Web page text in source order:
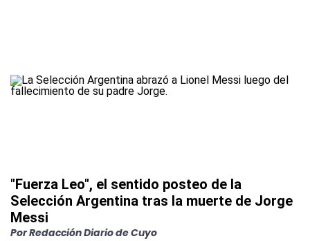
"Fuerza Leo", el sentido posteo de la
Selección Argentina tras la muerte de Jorge
Messi
PorRedacción Diario de Cuyo